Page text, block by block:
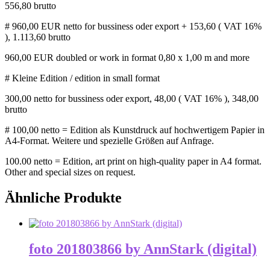
556,80 brutto
# 960,00 EUR netto for bussiness oder export + 153,60 ( VAT 16%
), 1.113,60 brutto
960,00 EUR doubled or work in format 0,80 x 1,00 m and more
# Kleine Edition / edition in small format
300,00 netto for bussiness oder export, 48,00 ( VAT 16% ), 348,00
brutto
# 100,00 netto = Edition als Kunstdruck auf hochwertigem Papier in
A4-Format. Weitere und spezielle Größen auf Anfrage.
100.00 netto = Edition, art print on high-quality paper in A4 format.
Other and special sizes on request.
Ähnliche Produkte
foto 201803866 by AnnStark (digital)